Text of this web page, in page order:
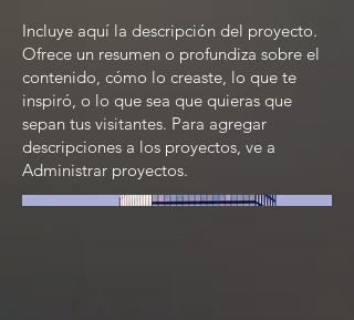
Incluye aquí la descripción del proyecto.
Ofrece un resumen o profundiza sobre el
contenido, cómo lo creaste, lo que te
inspiró, o lo que sea que quieras que
sepan tus visitantes. Para agregar
descripciones a los proyectos, ve a
Administrar proyectos.